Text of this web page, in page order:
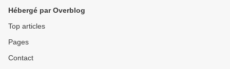
Hébergé par Overblog
Top articles
Pages
Contact